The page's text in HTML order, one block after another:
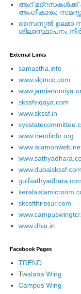
ആറ് മദ്റസകള്‍ക്ക്
അംഗീകാരം;
സൈനുല്‍ ഉലമാ
ശിലാസ്ഥാപനം
External ‎Links
samastha.info
www.skjmcc.com
skssfviqaya.com
www.skssf.in
www.trendinfo.org
www.dubaiskssf.com
skssfthrissur.com
www.dhiu.in
Facebook Pages
TREND
Twalaba Wing
Campus Wing